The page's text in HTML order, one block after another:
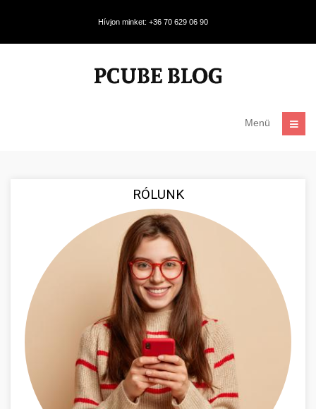
Hívjon minket: +36 70 629 06 90
Menü
RÓLUNK